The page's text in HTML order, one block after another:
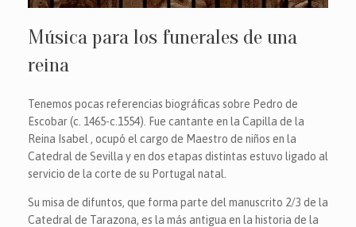
Música para los funerales de una
reina
Tenemos pocas referencias biográficas sobre Pedro de
Escobar (c. 1465-c.1554). Fue cantante en la Capilla de la
Reina Isabel , ocupó el cargo de Maestro de niños en la
Catedral de Sevilla y en dos etapas distintas estuvo ligado al
servicio de la corte de su Portugal natal.
Su misa de difuntos, que forma parte del manuscrito 2/3 de la
Catedral de Tarazona, es la más antigua en la historia de la